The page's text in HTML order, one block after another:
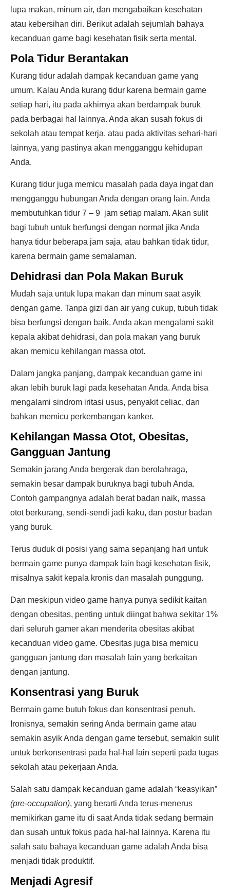
lupa makan, minum air, dan mengabaikan kesehatan
atau kebersihan diri. Berikut adalah sejumlah bahaya
kecanduan game bagi kesehatan fisik serta mental.
Pola Tidur Berantakan
Kurang tidur adalah dampak kecanduan game yang
umum. Kalau Anda kurang tidur karena bermain game
setiap hari, itu pada akhirnya akan berdampak buruk
pada berbagai hal lainnya. Anda akan susah fokus di
sekolah atau tempat kerja, atau pada aktivitas sehari-hari
lainnya, yang pastinya akan mengganggu kehidupan
Anda.
Kurang tidur juga memicu masalah pada daya ingat dan
mengganggu hubungan Anda dengan orang lain. Anda
membutuhkan tidur 7 – 9 jam setiap malam. Akan sulit
bagi tubuh untuk berfungsi dengan normal jika Anda
hanya tidur beberapa jam saja, atau bahkan tidak tidur,
karena bermain game semalaman.
Dehidrasi dan Pola Makan Buruk
Mudah saja untuk lupa makan dan minum saat asyik
dengan game. Tanpa gizi dan air yang cukup, tubuh tidak
bisa berfungsi dengan baik. Anda akan mengalami sakit
kepala akibat dehidrasi, dan pola makan yang buruk
akan memicu kehilangan massa otot.
Dalam jangka panjang, dampak kecanduan game ini
akan lebih buruk lagi pada kesehatan Anda. Anda bisa
mengalami sindrom iritasi usus, penyakit celiac, dan
bahkan memicu perkembangan kanker.
Kehilangan Massa Otot, Obesitas,
Gangguan Jantung
Semakin jarang Anda bergerak dan berolahraga,
semakin besar dampak buruknya bagi tubuh Anda.
Contoh gampangnya adalah berat badan naik, massa
otot berkurang, sendi-sendi jadi kaku, dan postur badan
yang buruk.
Terus duduk di posisi yang sama sepanjang hari untuk
bermain game punya dampak lain bagi kesehatan fisik,
misalnya sakit kepala kronis dan masalah punggung.
Dan meskipun video game hanya punya sedikit kaitan
dengan obesitas, penting untuk diingat bahwa sekitar 1%
dari seluruh gamer akan menderita obesitas akibat
kecanduan video game. Obesitas juga bisa memicu
gangguan jantung dan masalah lain yang berkaitan
dengan jantung.
Konsentrasi yang Buruk
Bermain game butuh fokus dan konsentrasi penuh.
Ironisnya, semakin sering Anda bermain game atau
semakin asyik Anda dengan game tersebut, semakin sulit
untuk berkonsentrasi pada hal-hal lain seperti pada tugas
sekolah atau pekerjaan Anda.
Salah satu dampak kecanduan game adalah “keasyikan”
(pre-occupation), yang berarti Anda terus-menerus
memikirkan game itu di saat Anda tidak sedang bermain
dan susah untuk fokus pada hal-hal lainnya. Karena itu
salah satu bahaya kecanduan game adalah Anda bisa
menjadi tidak produktif.
Menjadi Agresif